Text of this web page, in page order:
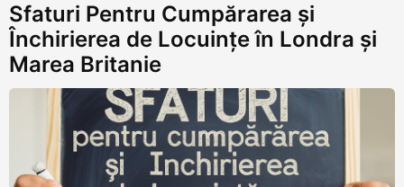
Sfaturi Pentru Cumpărarea și
Închirierea de Locuințe în Londra și
Marea Britanie